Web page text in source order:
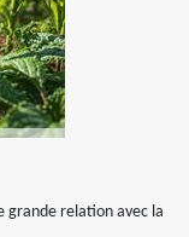
grande relation avec la